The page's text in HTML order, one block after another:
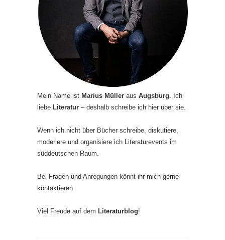
Mein Name ist Marius Müller aus Augsburg. Ich
liebe Literatur – deshalb schreibe ich hier über sie.
Wenn ich nicht über Bücher schreibe, diskutiere,
moderiere und organisiere ich Literaturevents im
süddeutschen Raum.
Bei Fragen und Anregungen könnt ihr mich gerne
kontaktieren
Viel Freude auf dem Literaturblog!